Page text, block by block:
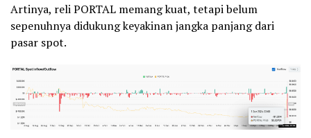
Artinya, reli PORTAL memang kuat, tetapi belum
sepenuhnya didukung keyakinan jangka panjang dari
pasar spot.